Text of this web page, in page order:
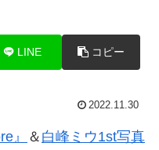
LINE コピー
2022.11.30
』 ＆ 白峰ミウ1st写真